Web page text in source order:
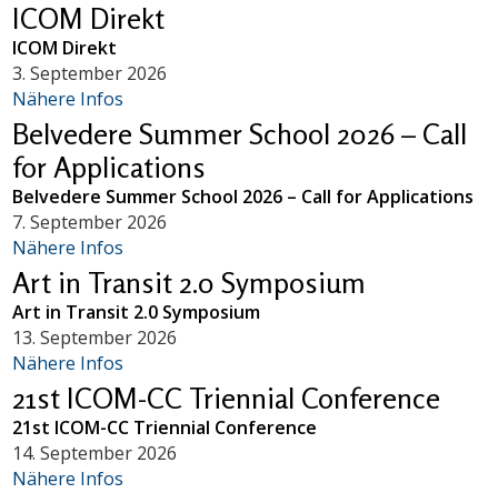
ICOM Direkt
ICOM Direkt
3. September 2026
Nähere Infos
Belvedere Summer School 2026 – Call
for Applications
Belvedere Summer School 2026 – Call for Applications
7. September 2026
Nähere Infos
Art in Transit 2.0 Symposium
Art in Transit 2.0 Symposium
13. September 2026
Nähere Infos
21st ICOM-CC Triennial Conference
21st ICOM-CC Triennial Conference
14. September 2026
Nähere Infos